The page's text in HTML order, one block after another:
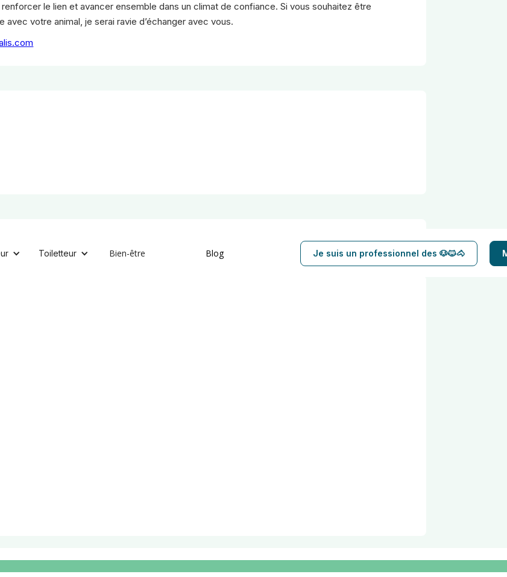
le lien et avancer ensemble dans un climat de confiance. Si vous souhaitez être
votre animal, je serai ravie d’échanger avec vous.
Toiletteur Bien-être Blog Je suis un professionnel des 🐶🐱🐴